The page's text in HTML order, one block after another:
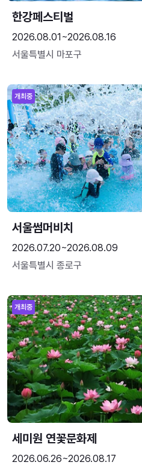
한강페스티벌
2026.08.01~2026.08.16
서울특별시 마포구
개최중
서울썸머비치
2026.07.20~2026.08.09
서울특별시 종로구
개최중
세미원 연꽃문화제
2026.06.26~2026.08.17